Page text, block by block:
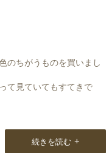
のちがうものを買いまし
て見ていてもすてきで
続きを読む +